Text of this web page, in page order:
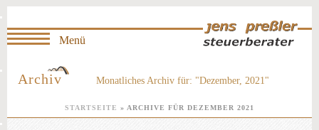
Archiv Monatliches Archiv für: "Dezember, 2021"
STARTSEITE » ARCHIVE FÜR DEZEMBER 2021